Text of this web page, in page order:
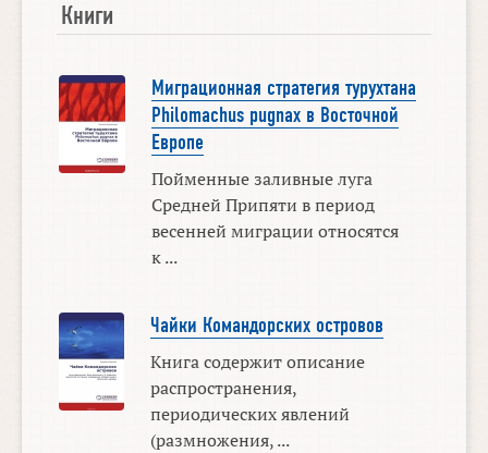
Книги
Миграционная стратегия турухтана
Philomachus pugnax в Восточной
Европе
Пойменные заливные луга
Средней Припяти в период
весенней миграции относятся
к ...
Чайки Командорских островов
Книга содержит описание
распространения,
периодических явлений
(размножения, ...